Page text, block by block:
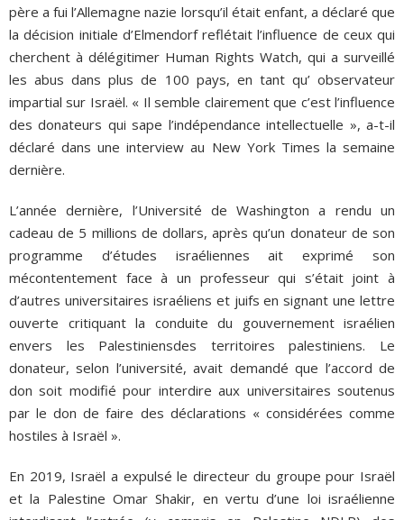
père a fui l’Allemagne nazie lorsqu’il était enfant, a déclaré que
la décision initiale d’Elmendorf reflétait l’influence de ceux qui
cherchent à délégitimer Human Rights Watch, qui a surveillé
les abus dans plus de 100 pays, en tant qu’ observateur
impartial sur Israël. « Il semble clairement que c’est l’influence
des donateurs qui sape l’indépendance intellectuelle », a-t-il
déclaré dans une interview au New York Times la semaine
dernière.
L’année dernière, l’Université de Washington a rendu un
cadeau de 5 millions de dollars, après qu’un donateur de son
programme d’études israéliennes ait exprimé son
mécontentement face à un professeur qui s’était joint à
d’autres universitaires israéliens et juifs en signant une lettre
ouverte critiquant la conduite du gouvernement israélien
envers les Palestiniensdes territoires palestiniens. Le
donateur, selon l’université, avait demandé que l’accord de
don soit modifié pour interdire aux universitaires soutenus
par le don de faire des déclarations « considérées comme
hostiles à Israël ».
En 2019, Israël a expulsé le directeur du groupe pour Israël
et la Palestine Omar Shakir, en vertu d’une loi israélienne